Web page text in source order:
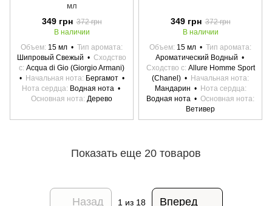
мл
349 грн 372 грн
В наличии
Объем 15 мл
Тип аромата
Шипровый Свежый
Сходство
с Acqua di Gio (Giorgio Armani)
Начальная нота Бергамот
Нота сердца Водная нота
Основная нота Дерево
349 грн 372 грн
В наличии
Объем 15 мл
Тип аромата
Ароматический Водный
Сходство с Allure Homme Sport
(Chanel)
Начальная нота
Мандарин
Нота сердца
Водная нота
Основная нота
Ветивер
Показать еще 20 товаров
Назад 1 из 18 Вперед